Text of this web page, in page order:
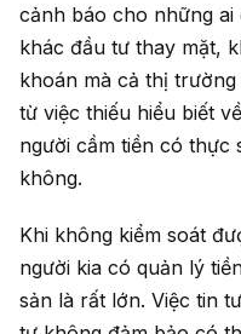
cảnh báo cho những
khác đầu tư thay mặt,
khoán mà cả thị
từ việc thiếu hiểu biết
người cầm tiền có thực
không.
Khi không kiểm soát
người kia có quản lý
sản là rất lớn. Việc tin